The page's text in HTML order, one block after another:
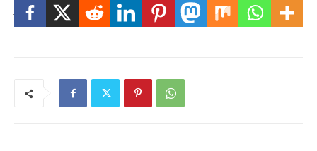
জানাজা নামাজ শেষে পারিবারিক কবরস্থানে দাফন করার কথা রয়েছে।